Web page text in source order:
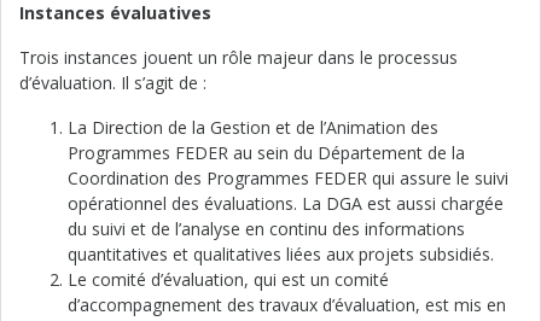
Instances évaluatives
Trois instances jouent un rôle majeur dans le processus
d’évaluation. Il s’agit de :
La Direction de la Gestion et de l’Animation des
Programmes FEDER au sein du Département de la
Coordination des Programmes FEDER qui assure le suivi
opérationnel des évaluations. La DGA est aussi chargée
du suivi et de l’analyse en continu des informations
quantitatives et qualitatives liées aux projets subsidiés.
Le comité d’évaluation, qui est un comité
d’accompagnement des travaux d’évaluation, est mis en